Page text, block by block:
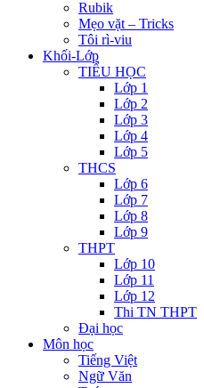
Rubik
Mẹo vặt – Tricks
Tôi rì-viu
Khối-Lớp
TIỂU HỌC
Lớp 1
Lớp 2
Lớp 3
Lớp 4
Lớp 5
THCS
Lớp 6
Lớp 7
Lớp 8
Lớp 9
THPT
Lớp 10
Lớp 11
Lớp 12
Thi TN THPT
Đại học
Môn học
Tiếng Việt
Ngữ Văn